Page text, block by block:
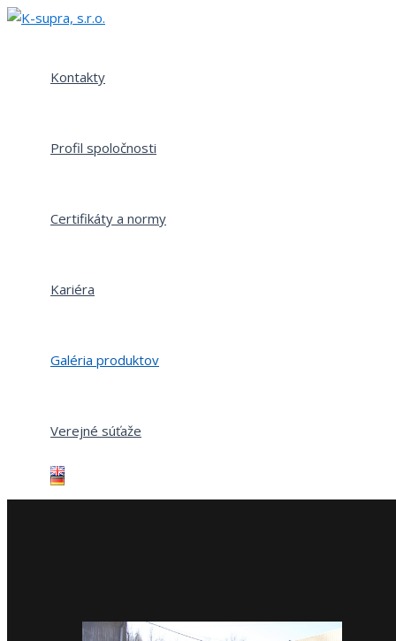
Preskočiť
Kontakty
Profil spoločnosti
Certifikáty a normy
Kariéra
Galéria produktov
Verejné súťaže